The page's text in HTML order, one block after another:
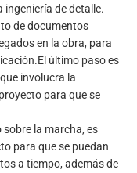
ingeniería de detalle.
de documentos
en la obra, para
último paso es
involucra la
para que se
sobre la marcha, es
para que se puedan
a tiempo, además de